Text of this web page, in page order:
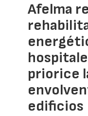
Afelma
priorice
edificios